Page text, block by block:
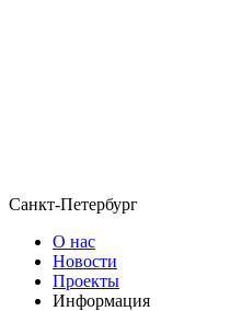
Санкт-Петербург
О нас
Новости
Проекты
Информация